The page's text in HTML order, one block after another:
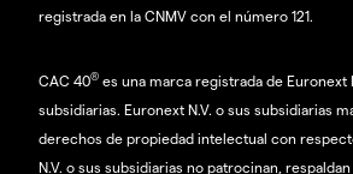
registrada en la CNMV con el número 121.
CAC 40® es una marca registrada de Euronext
subsidiarias. Euronext N.V. o sus subsidiarias
derechos de propiedad intelectual con
N.V. o sus subsidiarias no patrocinan,